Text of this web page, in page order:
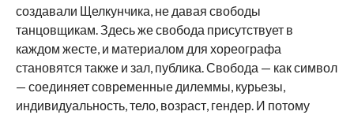
создавали Щелкунчика, не давая свободы
танцовщикам. Здесь же свобода присутствует в
каждом жесте, и материалом для хореографа
становятся также и зал, публика. Свобода — как символ
— соединяет современные дилеммы, курьезы,
индивидуальность, тело, возраст, гендер. И потому